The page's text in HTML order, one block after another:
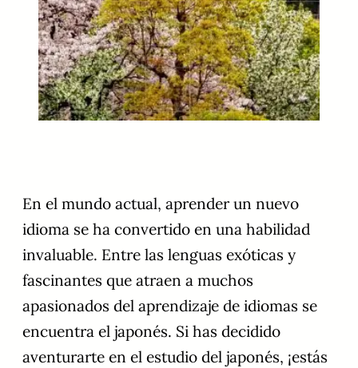
En el mundo actual, aprender un nuevo
idioma se ha convertido en una habilidad
invaluable. Entre las lenguas exóticas y
fascinantes que atraen a muchos
apasionados del aprendizaje de idiomas se
encuentra el japonés. Si has decidido
aventurarte en el estudio del japonés, ¡estás